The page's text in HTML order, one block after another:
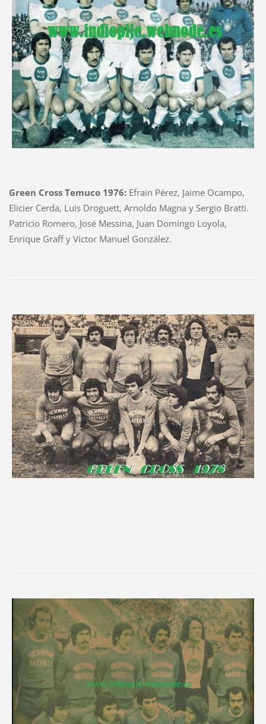
Green Cross Temuco 1976: Efrain Pérez, Jaime Ocampo,
Elicier Cerda, Luis Droguett, Arnoldo Magna y Sergio Bratti.
Patricio Romero, José Messina, Juan Domingo Loyola,
Enrique Graff y Víctor Manuel González.